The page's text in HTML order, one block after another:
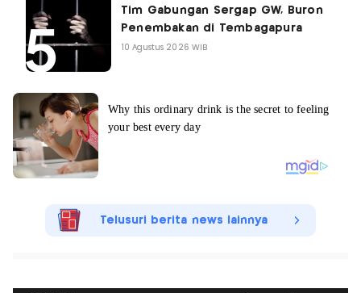
Tim Gabungan Sergap GW, Buron
Penembakan di Tembagapura
10 Agustus 2026 WIB
Telusuri berita news lainnya